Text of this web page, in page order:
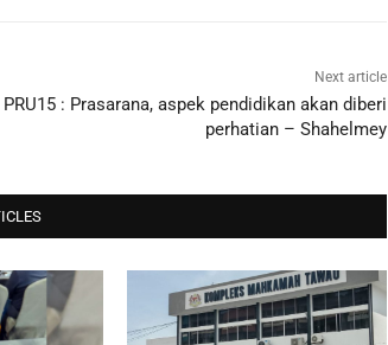
Next article
PRU15 : Prasarana, aspek pendidikan akan diberi
perhatian – Shahelmey